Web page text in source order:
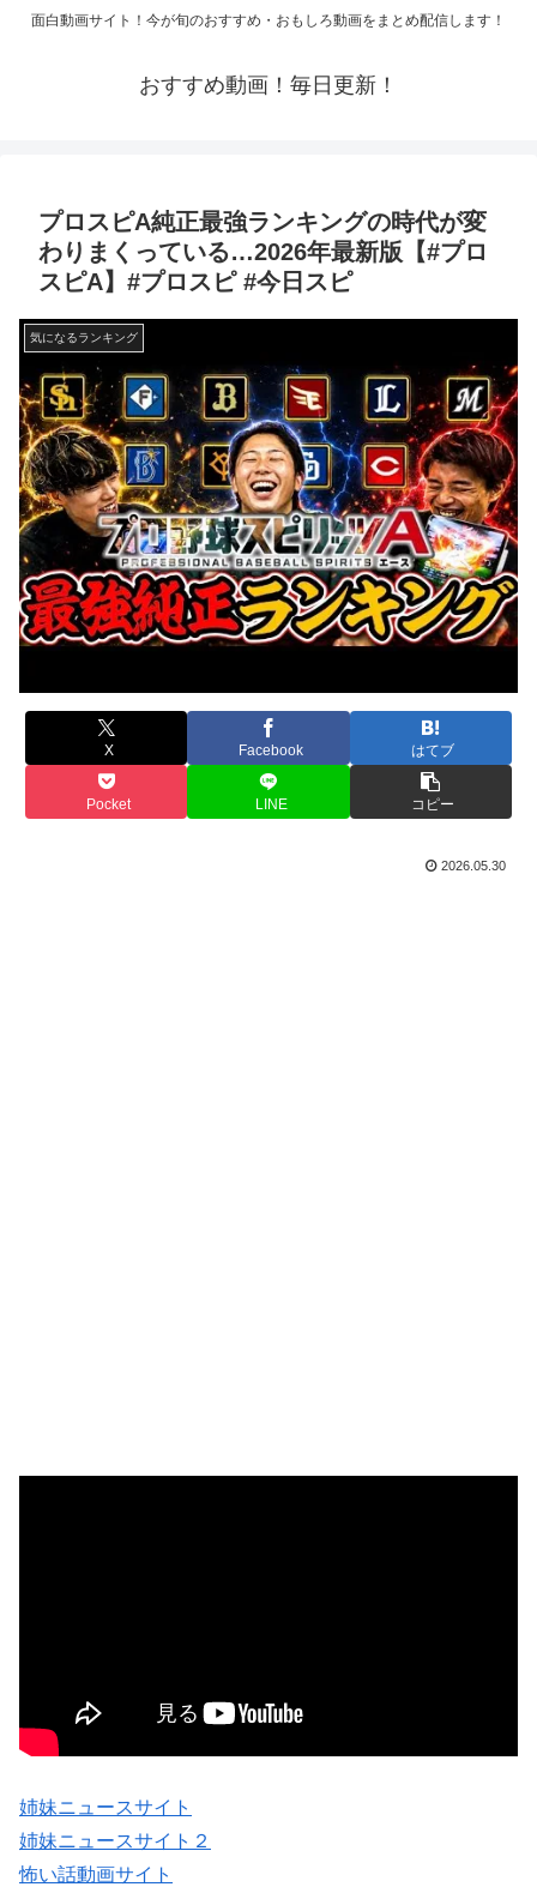
面白動画サイト！今が旬のおすすめ・おもしろ動画をまとめ配信します！
おすすめ動画！毎日更新！
プロスピA純正最強ランキングの時代が変
わりまくっている…2026年最新版【#プロ
スピA】#プロスピ #今日スピ
気になるランキング
X Facebook はてブ
Pocket LINE コピー
2026.05.30
姉妹ニュースサイト
姉妹ニュースサイト２
怖い話動画サイト